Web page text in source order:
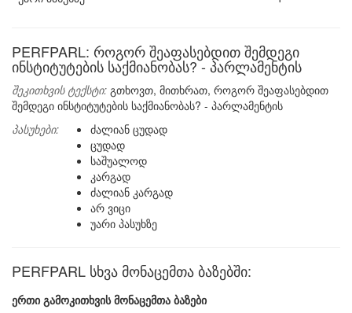
PERFPARL: როგორ შეაფასებდით შემდეგი
ინსტიტუტების საქმიანობას? - პარლამენტის
შეკითხვის ტექსტი: გთხოვთ, მითხრათ, როგორ შეაფასებდით
შემდეგი ინსტიტუტების საქმიანობას? - პარლამენტის
პასუხები:
ძალიან ცუდად
ცუდად
საშუალოდ
კარგად
ძალიან კარგად
არ ვიცი
უარი პასუხზე
PERFPARL სხვა მონაცემთა ბაზებში:
ერთი გამოკითხვის მონაცემთა ბაზები